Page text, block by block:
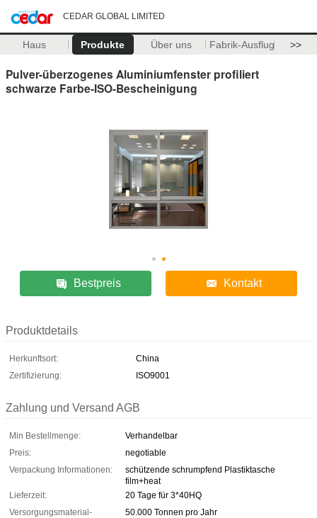
CEDAR GLOBAL LIMITED
Haus Produkte Über uns Fabrik-Ausflug >>
Pulver-überzogenes Aluminiumfenster profiliert
schwarze Farbe-ISO-Bescheinigung
Bestpreis Kontakt
Produktdetails
Herkunftsort:
China
Zertifizierung:
ISO9001
Zahlung und Versand AGB
Min Bestellmenge:
Verhandelbar
Preis:
negotiable
Verpackung Informationen:
schützende schrumpfend Plastiktasche
film+heat
Lieferzeit:
20 Tage für 3*40HQ
Versorgungsmaterial-
50.000 Tonnen pro Jahr